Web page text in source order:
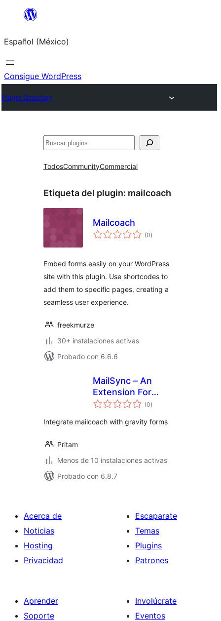
Saltar
contenido
Español (México)
Consigue WordPress
Plugin Directory
Buscar
TodosCommunityCommercial
Etiqueta del plugin: mailcoach
Mailcoach
(0total
de
)
Embed forms easily on your WordPress
site with this plugin. Use shortcodes to
add them to specific pages, creating a
seamless user experience.
freekmurze
30+ instalaciones activas
Probado con 6.6.6
MailSync – An
Extension For
Mailcoach and
(0total
de
)
Integrate mailcoach with gravity forms
Pritam
Menos de 10 instalaciones activas
Probado con 6.8.7
Acerca de
Noticias
Hosting
Privacidad
Escaparate
Temas
Plugins
Patrones
Aprender
Soporte
Involúcrate
Eventos